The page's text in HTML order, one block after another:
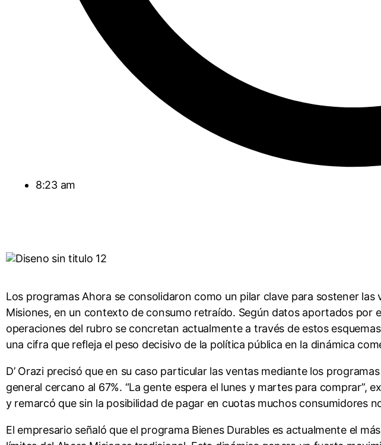
8:23 am
Los programas Ahora se consolidaron como un pilar clave para sostener
Misiones, en un contexto de consumo retraído. Según datos aportados por
operaciones del rubro se concretan actualmente a través de estos
una cifra que refleja el peso decisivo de la política pública en la dinámica
D’ Orazi precisó que en su caso particular las ventas mediante los
general cercano al 67%. “La gente espera el lunes y martes para comprar”,
y remarcó que sin la posibilidad de pagar en cuotas muchos consumidores
El empresario señaló que el programa Bienes Durables es actualmente el